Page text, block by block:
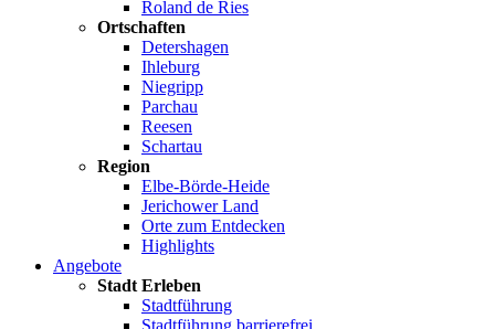
Roland de Ries
Ortschaften
Detershagen
Ihleburg
Niegripp
Parchau
Reesen
Schartau
Region
Elbe-Börde-Heide
Jerichower Land
Orte zum Entdecken
Highlights
Angebote
Stadt Erleben
Stadtführung
Stadtführung barrierefrei